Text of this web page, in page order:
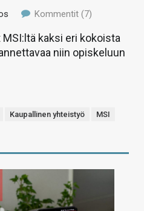
Kommentit (7)
kaksi eri kokoista
niin opiskeluun
Kaupallinen yhteistyö
MSI